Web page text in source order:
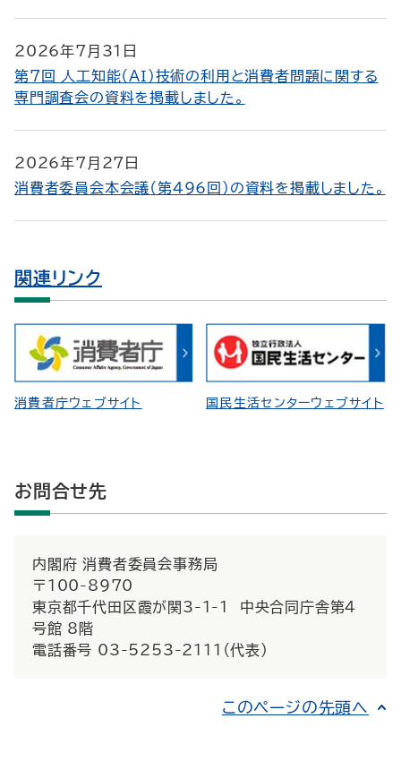
2026年7月31日
第7回 人工知能（ＡＩ）技術の利用と消費者問題に関する
専門調査会の資料を掲載しました。
2026年7月27日
消費者委員会本会議（第496回）の資料を掲載しました。
関連リンク
消費者庁ウェブサイト 国民生活センターウェブサイト
お問合せ先
内閣府 消費者委員会事務局
〒100-8970
東京都千代田区霞が関3-1-1 中央合同庁舎第4
号館 8階
電話番号 03-5253-2111（代表）
このページの先頭へ